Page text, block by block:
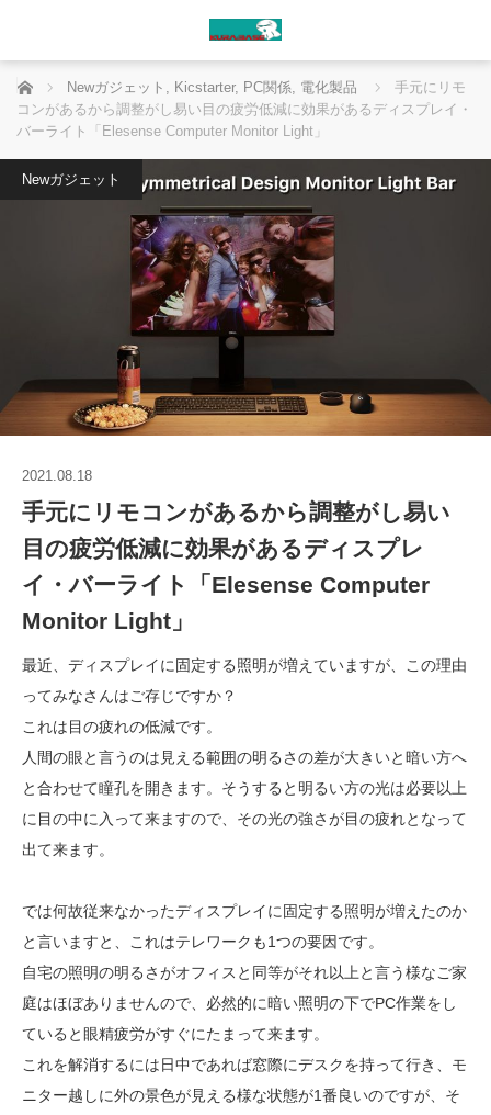
ホーム Newガジェット , Kicstarter, PC関係, 電化製品
手元にリモ
コンがあるから調整がし易い目の疲労低減に効果があるディスプレイ・
バーライト「Elesense Computer Monitor Light」
Newガジェット
2021.08.18
手元にリモコンがあるから調整がし易い
目の疲労低減に効果があるディスプレ
イ・バーライト「Elesense Computer
Monitor Light」
最近、ディスプレイに固定する照明が増えていますが、この理由
ってみなさんはご存じですか？
これは目の疲れの低減です。
人間の眼と言うのは見える範囲の明るさの差が大きいと暗い方へ
と合わせて瞳孔を開きます。そうすると明るい方の光は必要以上
に目の中に入って来ますので、その光の強さが目の疲れとなって
出て来ます。
では何故従来なかったディスプレイに固定する照明が増えたのか
と言いますと、これはテレワークも1つの要因です。
自宅の照明の明るさがオフィスと同等がそれ以上と言う様なご家
庭はほぼありませんので、必然的に暗い照明の下でPC作業をし
ていると眼精疲労がすぐにたまって来ます。
これを解消するには日中であれば窓際にデスクを持って行き、モ
ニター越しに外の景色が見える様な状態が1番良いのですが、そ